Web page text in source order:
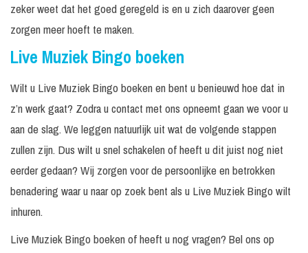
zeker weet dat het goed geregeld is en u zich daarover geen
zorgen meer hoeft te maken.
Live Muziek Bingo boeken
Wilt u Live Muziek Bingo boeken en bent u benieuwd hoe dat in
z’n werk gaat? Zodra u contact met ons opneemt gaan we voor u
aan de slag. We leggen natuurlijk uit wat de volgende stappen
zullen zijn. Dus wilt u snel schakelen of heeft u dit juist nog niet
eerder gedaan? Wij zorgen voor de persoonlijke en betrokken
benadering waar u naar op zoek bent als u Live Muziek Bingo wilt
inhuren.
Live Muziek Bingo boeken of heeft u nog vragen? Bel ons op